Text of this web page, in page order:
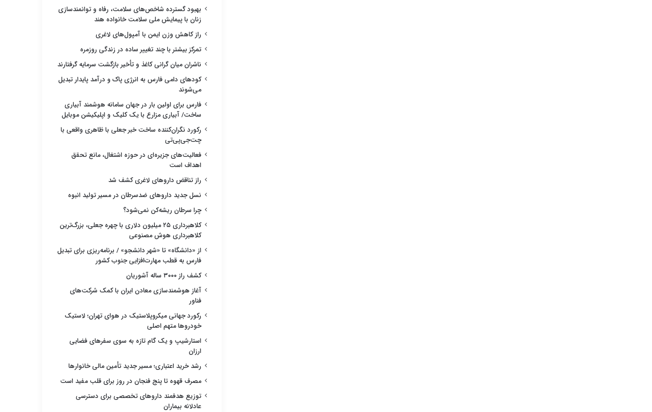
بهبود گسترده شاخص‌های سلامت، رفاه و توانمندسازی
زنان با پیمایش ملی سلامت خانواده هند
راز کاهش وزن ایمن با آمپول‌های لاغری
تمرکز بیشتر با چند تغییر ساده در زندگی روزمره
ناشران میان گرانی کاغذ و تأخیر بازگشت سرمایه گرفتارند
کودهای دامی فارس به انرژی پاک و درآمد پایدار تبدیل
می‌شوند
فارس برای اولین بار در جهان سامانه هوشمند آبیاری
ساخت/ آبیاری مزارع با یک کلیک و اپلیکیشن موبایل
رکورد نگران‌کننده ساخت خبر جعلی با ظاهری واقعی با
چت‌جی‌پی‌تی
فعالیت‌های جزیره‌ای در حوزه اشتغال، مانع تحقق
اهداف است
راز تناقض داروهای لاغری کشف شد
نسل جدید داروهای ضدسرطان در مسیر تولید انبوه
چرا سرطان ریشه‌کن نمی‌شود؟
کلاهبرداری ۲۵ میلیون دلاری با چهره جعلی، بزرگ‌ترین
کلاهبرداری هوش مصنوعی
از «دانشگاه» تا «شهر دانشجو» / برنامه‌ریزی برای تبدیل
فارس به قطب مهارت‌افزایی جنوب کشور
کشف راز ۳۰۰۰ ساله آشوریان
آغاز هوشمندسازی معادن ایران با کمک شرکت‌های
فناور
رکورد جهانی میکروپلاستیک در هوای تهران؛ لاستیک
خودروها متهم اصلی
استارشیپ و یک گام تازه به سوی سفرهای فضایی
ارزان
رشد خرید اعتباری؛ مسیر جدید تأمین مالی خانوارها
مصرف قهوه تا پنج فنجان در روز برای قلب مفید است
توزیع هدفمند داروهای تخصصی برای دسترسی
عادلانه بیماران